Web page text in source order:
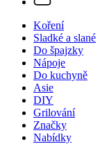
Koření
Sladké a slané
Do špajzky
Nápoje
Do kuchyně
Asie
DIY
Grilování
Značky
Nabídky